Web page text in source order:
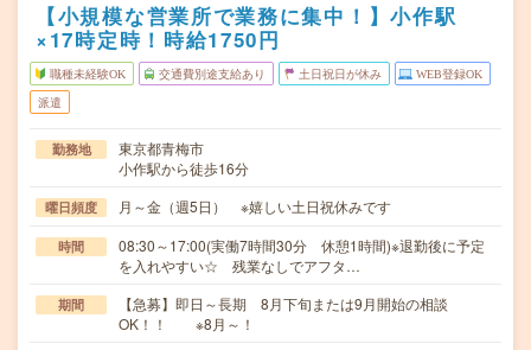
【小規模な営業所で業務に集中！】小作駅
×17時定時！時給1750円
職種未経験OK 交通費別途支給あり 土日祝日が休み WEB登録OK
派遣
勤務地
東京都青梅市
小作駅から徒歩16分
曜日頻度 月～金（週5日） ※嬉しい土日祝休みです
時間
08:30～17:00(実働7時間30分 休憩1時間)※退勤後に予定
を入れやすい☆ 残業なしでアフタ…
期間
【急募】即日～長期 8月下旬または9月開始の相談
OK！！ ※8月～！